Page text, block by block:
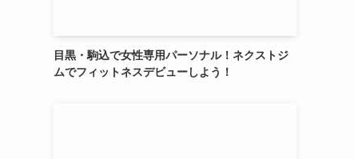
目黒・駒込で女性専用パーソナル！ネクストジ
ムでフィットネスデビューしよう！